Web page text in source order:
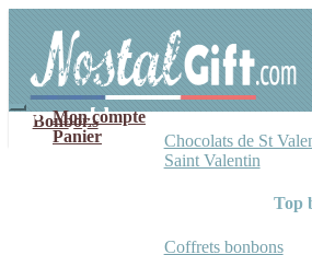
navigation
contenu
Mon compte
Panier
Bonbons
Chocolats de St
Saint Valentin
Top
Coffrets bonbons